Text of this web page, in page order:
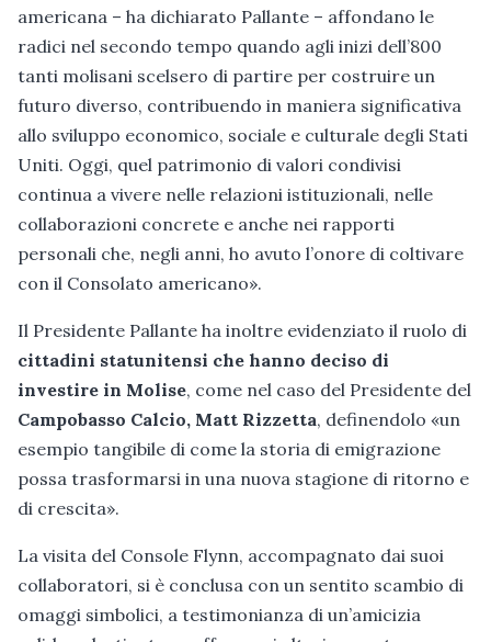
americana – ha dichiarato Pallante – affondano le
radici nel secondo tempo quando agli inizi dell’800
tanti molisani scelsero di partire per costruire un
futuro diverso, contribuendo in maniera significativa
allo sviluppo economico, sociale e culturale degli Stati
Uniti. Oggi, quel patrimonio di valori condivisi
continua a vivere nelle relazioni istituzionali, nelle
collaborazioni concrete e anche nei rapporti
personali che, negli anni, ho avuto l’onore di coltivare
con il Consolato americano».
Il Presidente Pallante ha inoltre evidenziato il ruolo di
cittadini statunitensi che hanno deciso di
investire in Molise, come nel caso del Presidente del
Campobasso Calcio, Matt Rizzetta, definendolo «un
esempio tangibile di come la storia di emigrazione
possa trasformarsi in una nuova stagione di ritorno e
di crescita».
La visita del Console Flynn, accompagnato dai suoi
collaboratori, si è conclusa con un sentito scambio di
omaggi simbolici, a testimonianza di un’amicizia